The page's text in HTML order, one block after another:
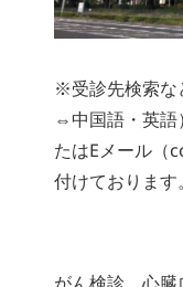
※受診先検索な
⇔中国語・英語
たはEメール
付けております。
がん検診、心